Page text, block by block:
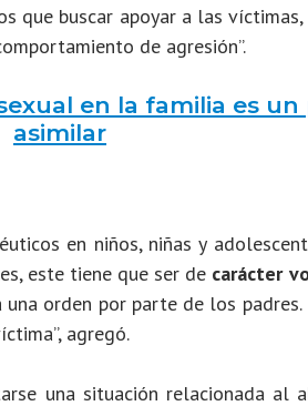
que buscar apoyar a las
de agresión”.
en la familia es
asimilar
en niños, niñas y
este tiene que ser de carácter
orden por parte de los
agregó.
una situación relacionada al